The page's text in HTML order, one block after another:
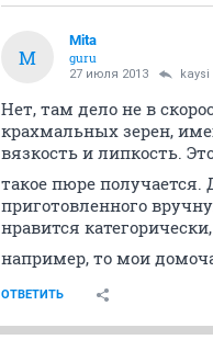
M
Mita
guru
27 июля 2013 kaysi
Нет, там дело не в
крахмальных зерен,
вязкость и липкость.
такое пюре
приготовленного
нравится
например, то мои
ОТВЕТИТЬ